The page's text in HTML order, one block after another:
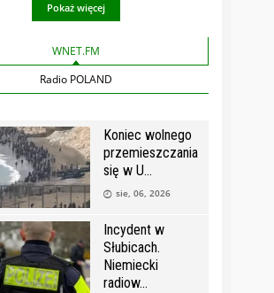
Pokaż więcej
WNET.FM
Radio POLAND
Koniec wolnego
przemieszczania
się w U
sie, 06, 2026
Incydent w
Słubicach.
Niemiecki
radiow